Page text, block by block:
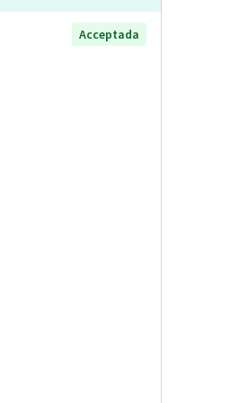
Acceptada